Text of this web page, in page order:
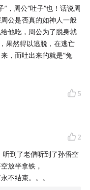
，周公“吐子”也！话说周
公是否真的如神人一般
他吃，周公为了脱身就
果然得以逃脱，在逃亡
，而吐出来的就是“兔
5
2
到了老僧听到了孙悟空
放半拿铁，
不结束。。。